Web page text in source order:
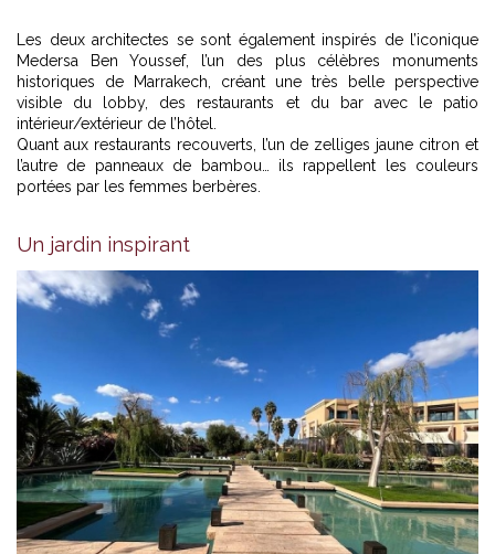
Les deux architectes se sont également inspirés de l’iconique
Medersa Ben Youssef, l’un des plus célèbres monuments
historiques de Marrakech, créant une très belle perspective
visible du lobby, des restaurants et du bar avec le patio
intérieur/extérieur de l’hôtel.
Quant aux restaurants recouverts, l’un de zelliges jaune citron et
l’autre de panneaux de bambou… ils rappellent les couleurs
portées par les femmes berbères.
Un jardin inspirant